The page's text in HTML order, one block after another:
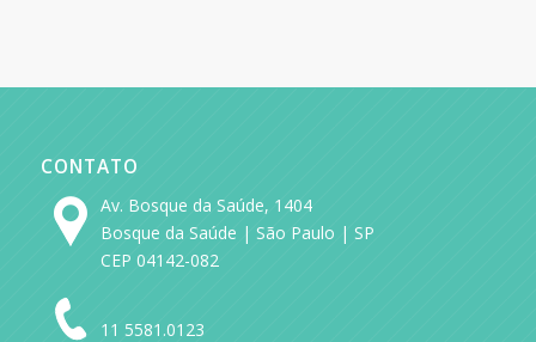
CONTATO
Av. Bosque da Saúde, 1404
Bosque da Saúde | São Paulo | SP
CEP 04142-082
11 5581.0123